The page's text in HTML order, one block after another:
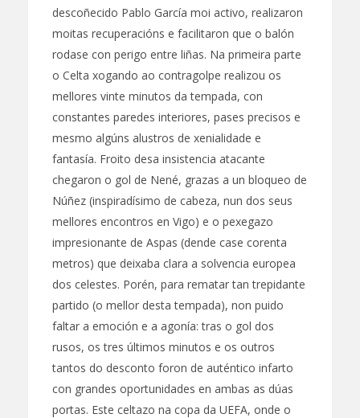
descoñecido Pablo García moi activo, realizaron
moitas recuperacións e facilitaron que o balón
rodase con perigo entre liñas. Na primeira parte
o Celta xogando ao contragolpe realizou os
mellores vinte minutos da tempada, con
constantes paredes interiores, pases precisos e
mesmo algúns alustros de xenialidade e
fantasía. Froito desa insistencia atacante
chegaron o gol de Nené, grazas a un bloqueo de
Núñez (inspiradísimo de cabeza, nun dos seus
mellores encontros en Vigo) e o pexegazo
impresionante de Aspas (dende case corenta
metros) que deixaba clara a solvencia europea
dos celestes. Porén, para rematar tan trepidante
partido (o mellor desta tempada), non puido
faltar a emoción e a agonía: tras o gol dos
rusos, os tres últimos minutos e os outros
tantos do desconto foron de auténtico infarto
con grandes oportunidades en ambas as dúas
portas. Este celtazo na copa da UEFA, onde o